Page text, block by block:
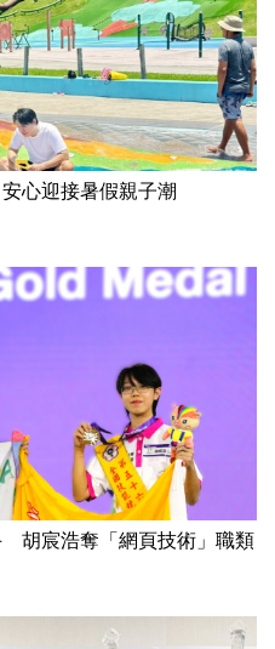
心迎接暑假親子潮
胡宸浩奪「網頁技術」職類